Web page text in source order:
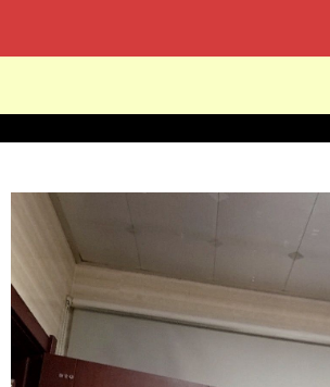
当前位置：网站首页->
交友->